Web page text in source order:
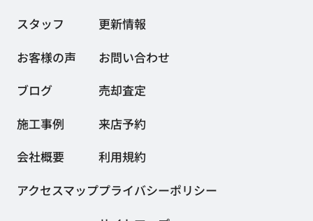
スタッフ
お客様の声
ブログ
施工事例
会社概要
アクセスマップ
更新情報
お問い合わせ
売却査定
来店予約
利用規約
プライバシーポリシー